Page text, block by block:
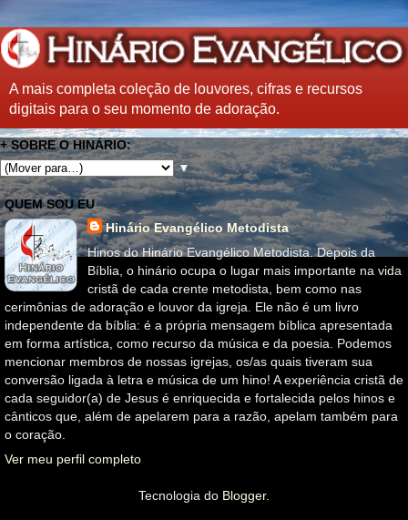
A mais completa coleção de louvores, cifras e recursos
digitais para o seu momento de adoração.
+ SOBRE O HINÁRIO:
▼
QUEM SOU EU
Hinário Evangélico Metodista
Hinos do Hinário Evangélico Metodista. Depois da
Bíblia, o hinário ocupa o lugar mais importante na vida
cristã de cada crente metodista, bem como nas
cerimônias de adoração e louvor da igreja. Ele não é um livro
independente da bíblia: é a própria mensagem bíblica apresentada
em forma artística, como recurso da música e da poesia. Podemos
mencionar membros de nossas igrejas, os/as quais tiveram sua
conversão ligada à letra e música de um hino! A experiência cristã de
cada seguidor(a) de Jesus é enriquecida e fortalecida pelos hinos e
cânticos que, além de apelarem para a razão, apelam também para
o coração.
Ver meu perfil completo
Tecnologia do Blogger.